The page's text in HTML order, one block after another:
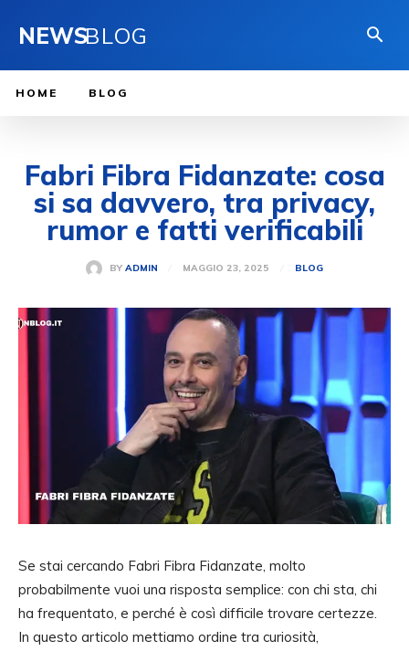
NEWSBLOG
HOME BLOG
Fabri Fibra Fidanzate: cosa
si sa davvero, tra privacy,
rumor e fatti verificabili
BY ADMIN MAGGIO 23, 2025 BLOG
Se stai cercando Fabri Fibra Fidanzate, molto
probabilmente vuoi una risposta semplice: con chi sta, chi
ha frequentato, e perché è così difficile trovare certezze.
In questo articolo mettiamo ordine tra curiosità,